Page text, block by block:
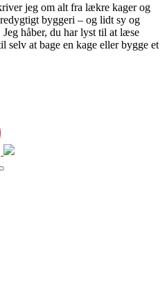
jeg om alt fra lækre kager og
byggeri – og lidt sy og
håber, du har lyst til at læse
selv at bage en kage eller bygge et